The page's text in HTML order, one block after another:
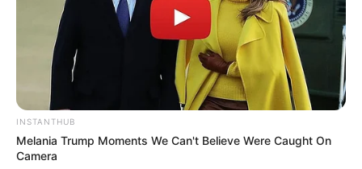
INSTANTHUB
Melania Trump Moments We Can't Believe Were Caught On
Camera